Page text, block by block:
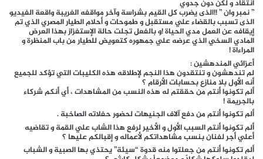
انتقاد و لكن دون جدوي
” نمبر وان ” !!الذى يضرب كل القيم بشراسة وآخر مواقفه الغريبة واقعة الفيديو
الذى تسبب بالقضاء علي مستقبل و طموحات و أحلام الطيار المصري الذي تم
إيقافه عن العمل مدي الحياة !و بالفعل تجلت حالة الإستفزاز بهذا العرض
المادي السخي الذي عرضه علي جمهوره كتعويض للطيار من باب المنظرة و
المراءاة !
أعزائي المندهشين :
لم تندهشون و تنتقدون هذا النجم لإطلاقه هذه الكليبات التي تؤكد للجميع
أنه الأول بلا منازع بحسابات الأرقام ؟
ألم تكونوا أنتم من حققتم له هذه النسب من المشاهدات ، أي أنكم شركاء
بالجريمة !
ألم تكونوا أنتم من دفع آلاف الجنيهات لحضور حفلاته الصاخبة .
ألم تكونوا أنتم السبب الأول و الأخير لرفع هذا الشاب علي القمة و تقاضيه
أعلي أجر لفنان بنسب مشاهداتكم لأعماله و إقبالكم عليها ؟
ألم تكونوا أنتم من جعلتوا منه قدوة “سيئة” يحتذي بها الصبية و الشباب